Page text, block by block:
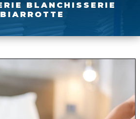
BIARROTTE